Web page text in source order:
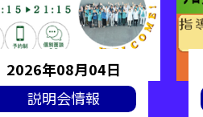
2026年08月04日
説明会情報